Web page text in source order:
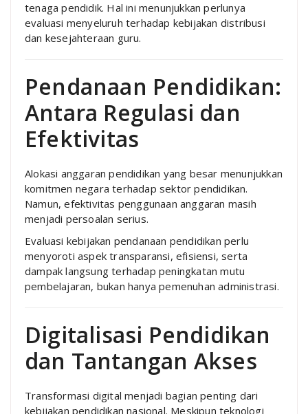
tenaga pendidik. Hal ini menunjukkan perlunya
evaluasi menyeluruh terhadap kebijakan distribusi
dan kesejahteraan guru.
Pendanaan Pendidikan:
Antara Regulasi dan
Efektivitas
Alokasi anggaran pendidikan yang besar menunjukkan
komitmen negara terhadap sektor pendidikan.
Namun, efektivitas penggunaan anggaran masih
menjadi persoalan serius.
Evaluasi kebijakan pendanaan pendidikan perlu
menyoroti aspek transparansi, efisiensi, serta
dampak langsung terhadap peningkatan mutu
pembelajaran, bukan hanya pemenuhan administrasi.
Digitalisasi Pendidikan
dan Tantangan Akses
Transformasi digital menjadi bagian penting dari
kebijakan pendidikan nasional. Meskipun teknologi